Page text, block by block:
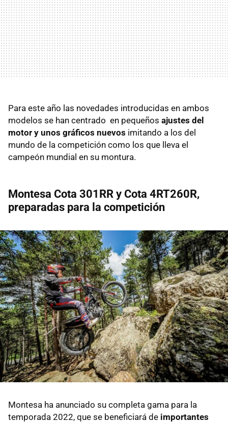
Para este año las novedades introducidas en ambos
modelos se han centrado en pequeños ajustes del
motor y unos gráficos nuevos imitando a los del
mundo de la competición como los que lleva el
campeón mundial en su montura.
Montesa Cota 301RR y Cota 4RT260R,
preparadas para la competición
Montesa ha anunciado su completa gama para la
temporada 2022, que se beneficiará de importantes